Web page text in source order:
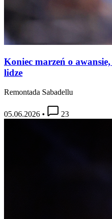
Koniec marzeń o
lidze
Remontada Sabadellu
05.06.2026 • 23